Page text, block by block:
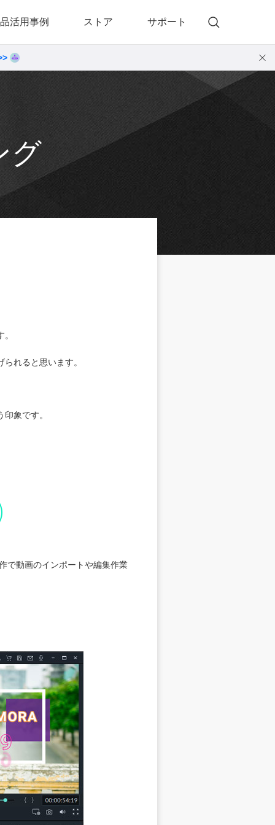
（DVDメモリー）
Memory for Windows
Memory for Mac
動画・音楽変換プロ
• 動画・音楽変換6！プロ for Windows
• 動画・音楽変換3！プロ for Mac
活用事例 ストア サポート
グ
れると思います。
象です。
で動画のインポートや編集作業